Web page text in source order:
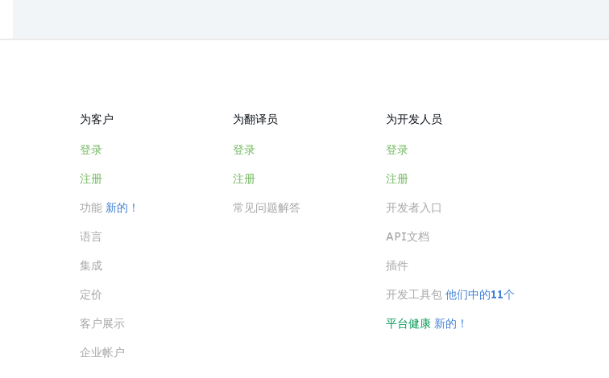
为客户
登录
注册
功能 新的！
语言
集成
定价
客户展示
企业帐户
为翻译员
登录
注册
常见问题解答
为开发人员
登录
注册
开发者入口
API文档
插件
开发工具包 他们中的11个
平台健康 新的！